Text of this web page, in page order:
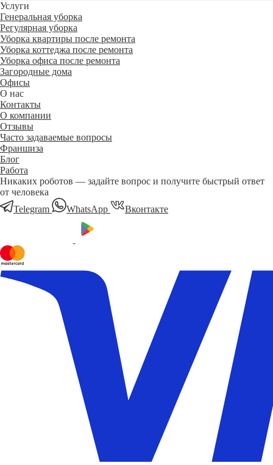
Услуги
Генеральная уборка
Регулярная уборка
Уборка квартиры после ремонта
Уборка коттеджа после ремонта
Уборка офиса после ремонта
Загородные дома
Офисы
О нас
Контакты
О компании
Отзывы
Часто задаваемые вопросы
Франшиза
Блог
Работа
Никаких роботов — задайте вопрос и получите быстрый ответ
от человека
Telegram
WhatsApp Вконтакте